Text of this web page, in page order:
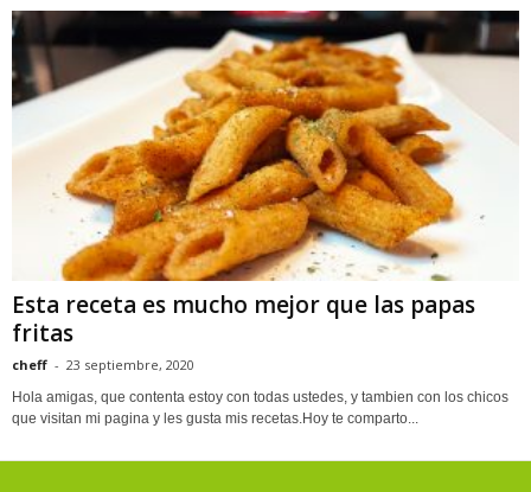
Esta receta es mucho mejor que las papas
fritas
cheff - 23 septiembre, 2020
Hola amigas, que contenta estoy con todas ustedes, y tambien con los chicos
que visitan mi pagina y les gusta mis recetas.Hoy te comparto...